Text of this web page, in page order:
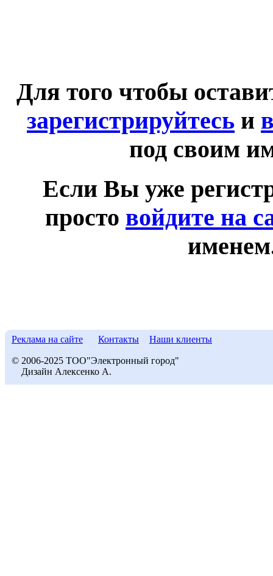
Для того чтобы
зарегистрируйтесь и
под своим
Если Вы уже
просто войдите на
Реклама на сайте Контакты Наши клиенты
© 2006-2025 ТОО"Электронный город"
Дизайн Алексенко А.